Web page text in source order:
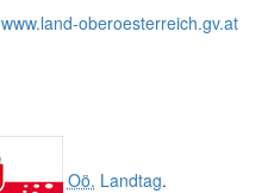
www.land-oberoesterreich.gv.at
Oö. Landtag.